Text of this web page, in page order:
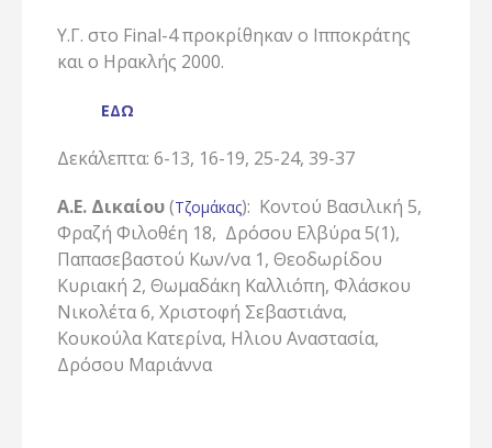
Υ.Γ. στο Final-4 προκρίθηκαν ο Ιπποκράτης
και ο Ηρακλής 2000.
ΕΔΩ
Δεκάλεπτα: 6-13, 16-19, 25-24, 39-37
Α.Ε. Δικαίου(Τζομάκας): Κοντού Βασιλική 5,
Φραζή Φιλοθέη 18, Δρόσου Ελβύρα 5(1),
Παπασεβαστού Κων/να 1, Θεοδωρίδου
Κυριακή 2, Θωμαδάκη Καλλιόπη, Φλάσκου
Νικολέτα 6, Χριστοφή Σεβαστιάνα,
Κουκούλα Κατερίνα, Ηλιου Αναστασία,
Δρόσου Μαριάννα